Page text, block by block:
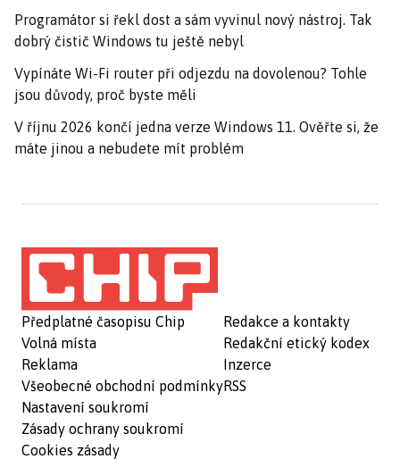
Programátor si řekl dost a sám vyvinul nový nástroj. Tak
dobrý čistič Windows tu ještě nebyl
Vypínáte Wi-Fi router při odjezdu na dovolenou? Tohle
jsou důvody, proč byste měli
V říjnu 2026 končí jedna verze Windows 11. Ověřte si, že
máte jinou a nebudete mít problém
Předplatné časopisu Chip
Volná místa
Reklama
Všeobecné obchodní podmínky
Nastavení soukromí
Zásady ochrany soukromí
Cookies zásady
Redakce a kontakty
Redakční etický kodex
Inzerce
RSS